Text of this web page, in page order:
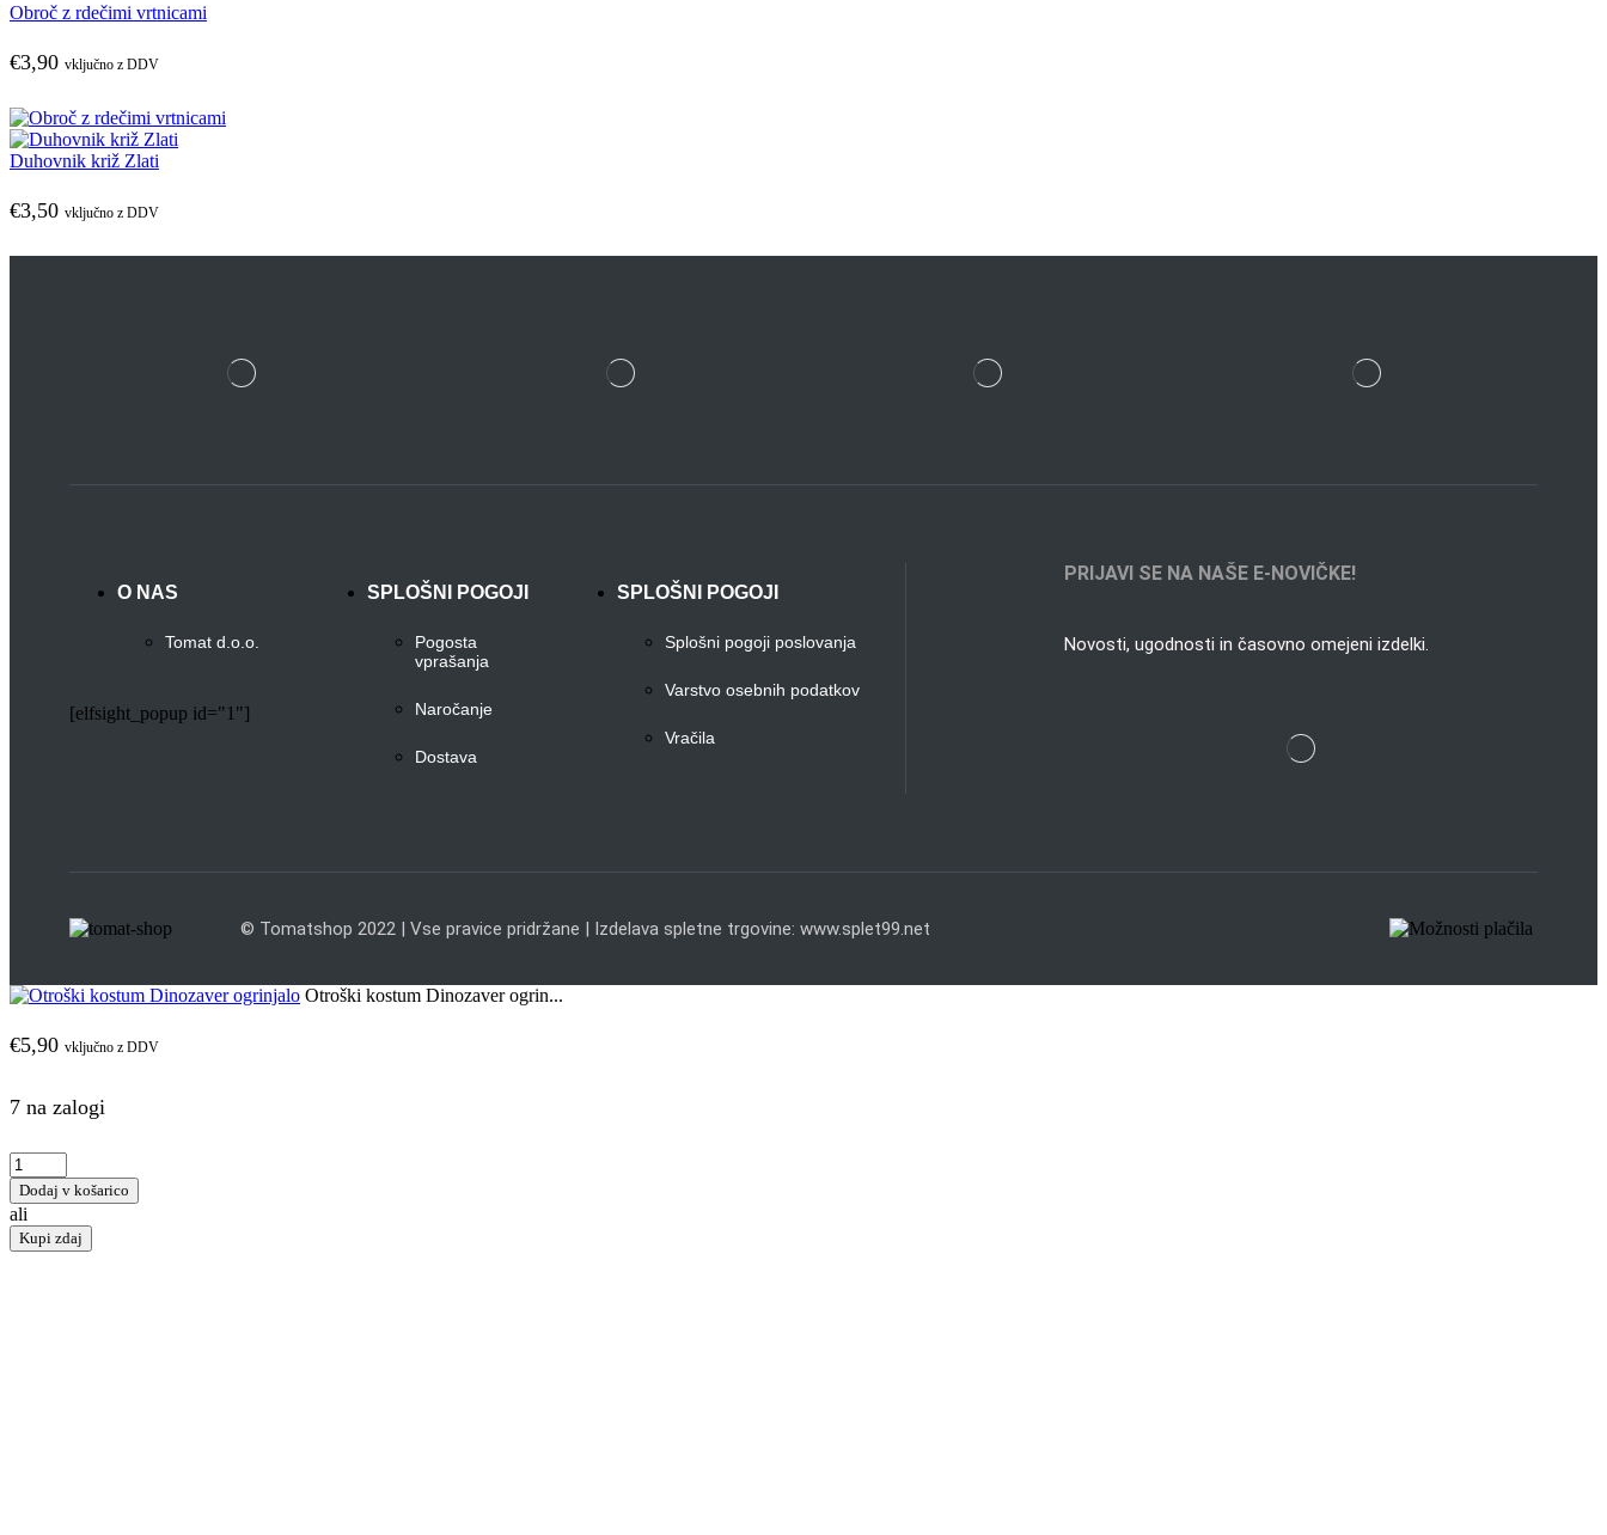
Obroč z rdečimi vrtnicami
€3,90 vključno z DDV
Duhovnik križ Zlati
€3,50 vključno z DDV
O NAS
Tomat d.o.o.
[elfsight_popup id="1"]
SPLOŠNI POGOJI
Pogosta
vprašanja
Naročanje
Dostava
SPLOŠNI POGOJI
Splošni pogoji poslovanja
Varstvo osebnih podatkov
Vračila
PRIJAVI SE NA NAŠE E-NOVIČKE!
Novosti, ugodnosti in časovno omejeni izdelki.
© Tomatshop 2022 | Vse pravice pridržane | Izdelava spletne trgovine: www.splet99.net
Otroški kostum Dinozaver ogrin...
€5,90 vključno z DDV
7 na zalogi
Dodaj v košarico
ali
Kupi zdaj